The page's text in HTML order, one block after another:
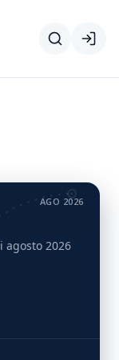
AGO 2026
agosto 2026